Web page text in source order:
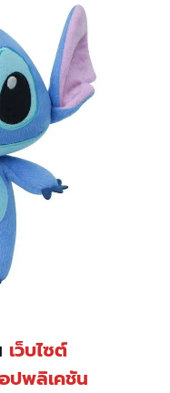
เว็บไซต์
ปพลิเคชัน